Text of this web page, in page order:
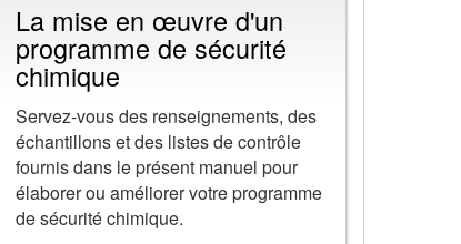
La mise en œuvre d'un
programme de sécurité
chimique
Servez-vous des renseignements, des
échantillons et des listes de contrôle
fournis dans le présent manuel pour
élaborer ou améliorer votre programme
de sécurité chimique.